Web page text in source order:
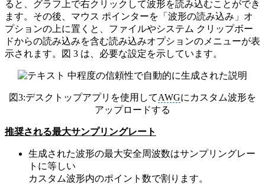
ると、グラフ上で右クリックして波形を読み込むことができ
ます。その後、マウス ポインターを「波形の読み込み」オ
プションの上に置くと、ファイルやシステム クリップボー
ドからの読み込みを含む読み込みオプションのメニューが表
示されます。図 3 は、必要な設定を示しています。
図3:デスクトップアプリを使用してAWGにカスタム波形を
アップロードする
推奨される最大サンプリングレート
生成された波形の最大安全周波数はサンプリングレー
トに等しい
カスタム波形内のポイント数で割ります。